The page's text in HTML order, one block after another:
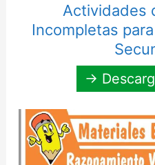
Actividades
Incompletas
→